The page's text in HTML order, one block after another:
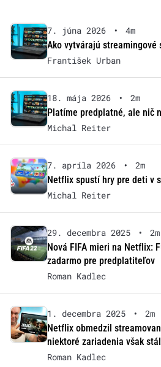
7. júna 2026 •
4m
Ako vytvárajú streamingové
František Urban
18. mája 2026 •
2m
Platíme predplatné, ale nič
Michal Reiter
7. apríla 2026 •
2m
Netflix spustí hry pre deti v
Michal Reiter
29. decembra 2025 •
2m
Nová FIFA mieri na Netflix:
zadarmo pre predplatiteľov
Roman Kadlec
1. decembra 2025 •
2m
Netflix obmedzil
niektoré zariadenia však
Roman Kadlec